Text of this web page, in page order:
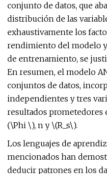
conjunto de datos, que
distribución de las
exhaustivamente los
rendimiento del modelo
de entrenamiento, se
En resumen, el modelo
conjuntos de datos,
independientes y tres
resultados prometedores
(\Phi \), n y \(R_s\).
Los lenguajes de
mencionados han
deducir patrones en los